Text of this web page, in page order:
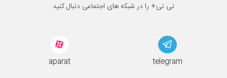
نی نی+ را در شبکه های اجتماعی دنبال کنید
aparat telegram